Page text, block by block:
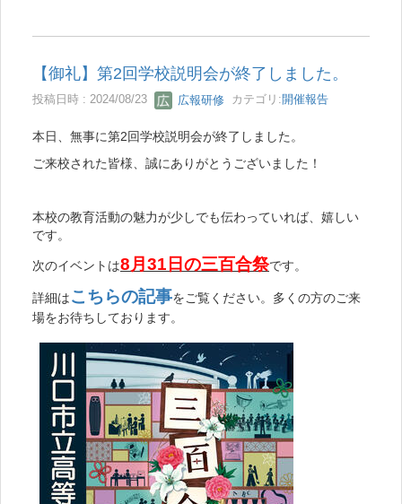
【御礼】第2回学校説明会が終了しました。
投稿日時 : 2024/08/23 広報研修 カテゴリ:開催報告
本日、無事に第2回学校説明会が終了しました。
ご来校された皆様、誠にありがとうございました！
本校の教育活動の魅力が少しでも伝わっていれば、嬉しい
です。
次のイベントは8月31日の三百合祭です。
詳細はこちらの記事をご覧ください。多くの方のご来
場をお待ちしております。